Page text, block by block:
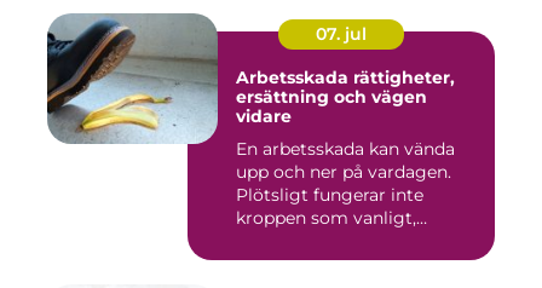
07. jul
Arbetsskada rättigheter,
ersättning och vägen
vidare
En arbetsskada kan vända
upp och ner på vardagen.
Plötsligt fungerar inte
kroppen som vanligt,